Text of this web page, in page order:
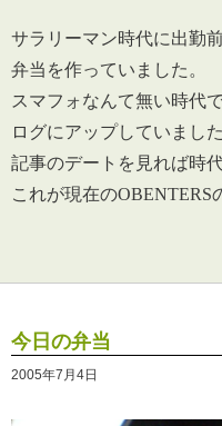
サラリーマン時代に出勤
弁当を作っていました。
スマフォなんて無い時代
ログにアップしていました
記事のデートを見れば時
これが現在のOBENTERS
今日の弁当
2005年7月4日